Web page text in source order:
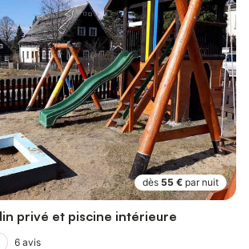
dès 55 € par nuit
privé et piscine intérieure
6 avis